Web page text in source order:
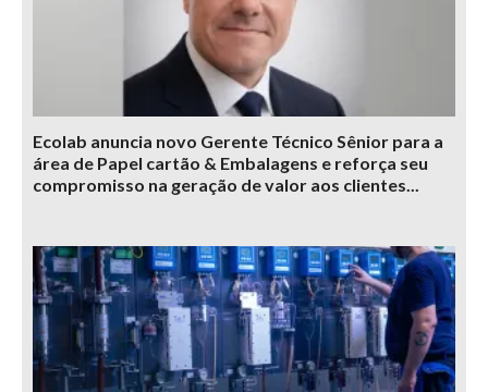
Ecolab anuncia novo Gerente Técnico Sênior para a
área de Papel cartão & Embalagens e reforça seu
compromisso na geração de valor aos clientes...